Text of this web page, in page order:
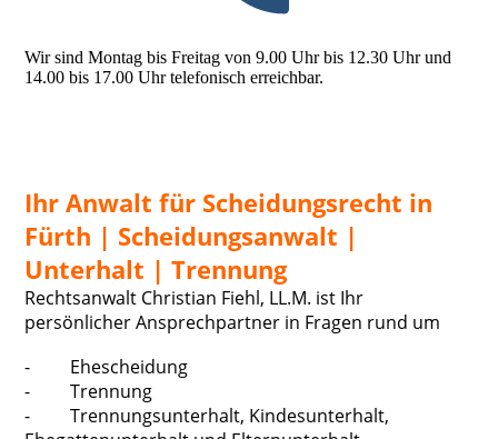
Wir sind Montag bis Freitag von 9.00 Uhr bis 12.30 Uhr und
14.00 bis 17.00 Uhr telefonisch erreichbar.
Ihr Anwalt für Scheidungsrecht in
Fürth | Scheidungsanwalt |
Unterhalt | Trennung
Rechtsanwalt Christian Fiehl, LL.M. ist Ihr
persönlicher Ansprechpartner in Fragen rund um
- Ehescheidung
- Trennung
- Trennungsunterhalt, Kindesunterhalt,